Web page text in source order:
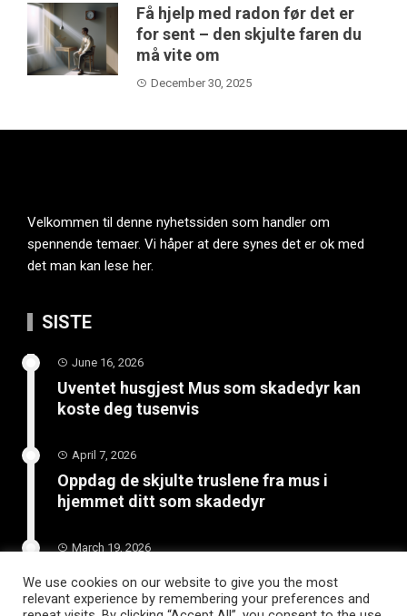
Få hjelp med radon før det er
for sent – den skjulte faren du
må vite om
December 30, 2025
Velkommen til denne nyhetssiden som handler om
spennende temaer. Vi håper at dere synes det er ok med
det man kan lese her.
SISTE
June 16, 2026
Uventet husgjest Mus som skadedyr kan
koste deg tusenvis
April 7, 2026
Oppdag de skjulte truslene fra mus i
hjemmet ditt som skadedyr
March 19, 2026
Slik vedlikeholder du tilhengeren for
langvarig bruk
We use cookies on our website to give you the most
relevant experience by remembering your preferences and